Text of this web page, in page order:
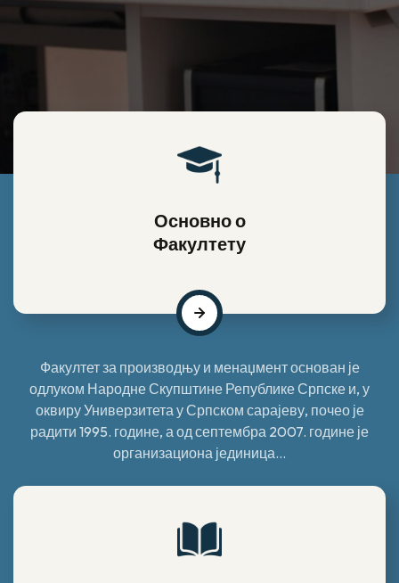
Основно о
Факултету
Факултет за производњу и менаџмент основан је
одлуком Народне Скупштине Републике Српске и, у
оквиру Универзитета у Српском сарајеву, почео је
радити 1995. године, а од септембра 2007. године је
организациона јединица...